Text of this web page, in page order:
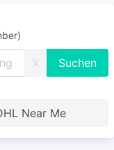
X
Near Me